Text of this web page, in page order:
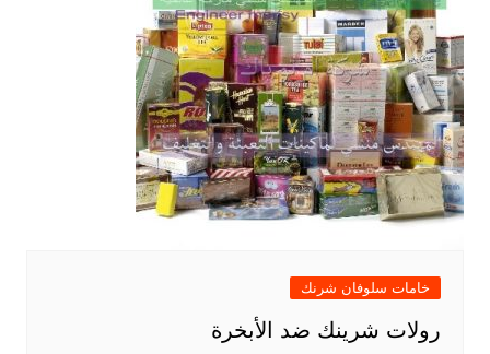
خامات سلوفان شرنك
رولات شرينك ضد الأبخرة